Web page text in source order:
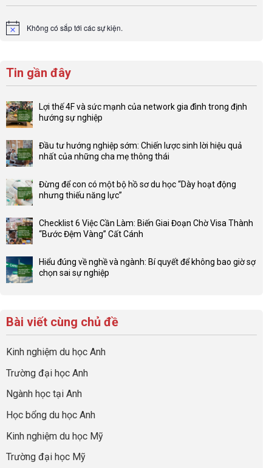
Notice Không có sắp tới các sự kiện.
Tin gần đây
Lợi thế 4F và sức mạnh của network gia đình trong định
hướng sự nghiệp
có
bình
luận
Lợi
thế
sức
mạnh
network
gia
đình
sự
nghiệp
Đầu tư hướng nghiệp sớm: Chiến lược sinh lời hiệu quả
nhất của những cha mẹ thông thái
bình
luận
Đầu
tư
sớm:
Chiến
hiệu
quả
của
cha
thông
Đừng để con có một bộ hồ sơ du học “Dày hoạt động
nhưng thiếu năng lực”
bình
luận
Đừng
để
bộ
hồ
sơ
du
học
“Dày
hoạt
động
nhưng
thiếu
năng
lực”
Checklist 6 Việc Cần Làm: Biến Giai Đoạn Chờ Visa Thành
“Bước Đệm Vàng” Cất Cánh
bình
luận
Việc
Biến
Đoạn
Visa
“Bước
Vàng”
Cất
Cánh
Hiểu đúng về nghề và ngành: Bí quyết để không bao giờ sợ
chọn sai sự nghiệp
luận
ở
Hiểu
đúng
nghề
và
ngành:
quyết
không
giờ
Bài viết cùng chủ đề
Kinh nghiệm du học Anh
Trường đại học Anh
Ngành học tại Anh
Học bổng du học Anh
Kinh nghiệm du học Mỹ
Trường đại học Mỹ